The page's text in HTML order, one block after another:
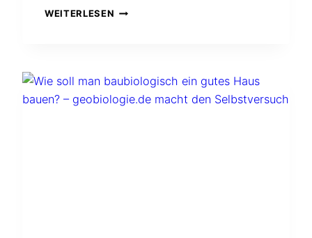
WEITERLESEN WAS